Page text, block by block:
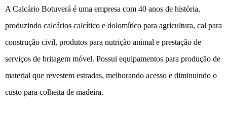
A Calcário Botuverá é uma empresa com 40 anos de história,
produzindo calcários calcítico e dolomítico para agricultura, cal para
construção civil, produtos para nutrição animal e prestação de
serviços de britagem móvel. Possui equipamentos para produção de
material que revestem estradas, melhorando acesso e diminuindo o
custo para colheita de madeira.